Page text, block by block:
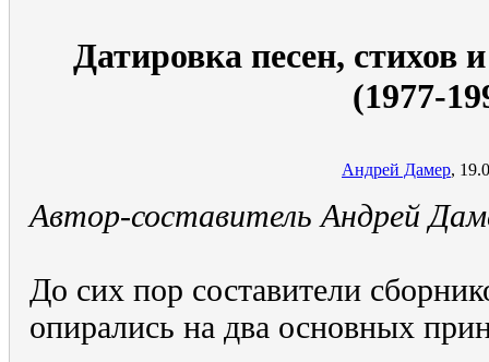
Датировка песен, стихов
(1977-
Андрей Дамер,
Автор-составитель Андрей
До сих пор составители
опирались на два основных